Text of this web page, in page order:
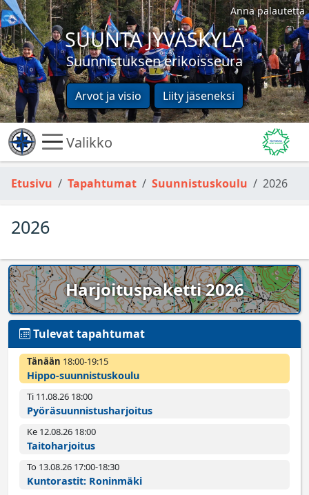
SUUNTA JYVÄSKYLÄ
Suunnistuksen erikoisseura
Arvot ja visio Liity jäseneksi
Anna palautetta
Valikko
Etusivu Tapahtumat Suunnistuskoulu 2026
2026
Harjoituspaketti 2026
Tulevat tapahtumat
Tänään 18:00­-19:15
Hippo-suunnistuskoulu
Ti 11.08.26 18:00­
Pyörä­suunnistus­harjoitus
Ke 12.08.26 18:00­
Taitoharjoitus
To 13.08.26 17:00­-18:30
Kuntorastit: Roninmäki